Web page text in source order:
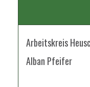
Arbeitskreis
Alban Pfeifer